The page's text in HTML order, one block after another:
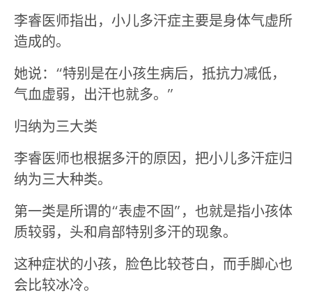
李睿医师指出，小儿多汗症主要是身体气虚所
造成的。
她说：“特别是在小孩生病后，抵抗力减低，
气血虚弱，出汗也就多。”
归纳为三大类
李睿医师也根据多汗的原因，把小儿多汗症归
纳为三大种类。
第一类是所谓的“表虚不固”，也就是指小孩体
质较弱，头和肩部特别多汗的现象。
这种症状的小孩，脸色比较苍白，而手脚心也
会比较冰冷。